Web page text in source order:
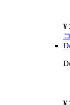
¥
¥